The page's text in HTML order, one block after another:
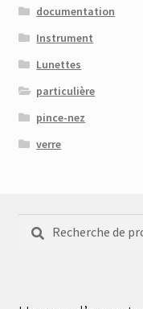
documentation
Instrument
Lunettes
particulière
pince-nez
verre
Recherche
pour :
Recherche